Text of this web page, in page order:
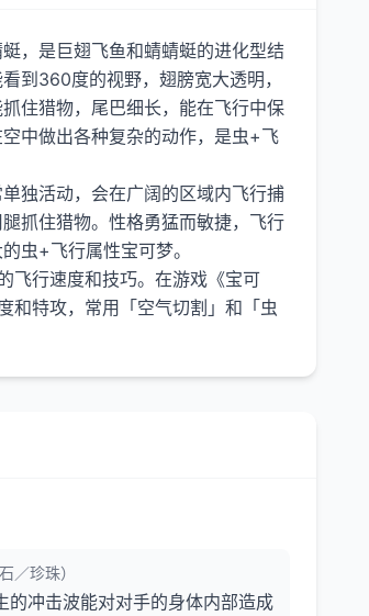
，是巨翅飞鱼和蜻蜻蜓的进化型结
到360度的视野，翅膀宽大透明，
住猎物，尾巴细长，能在飞行中保
中做出各种复杂的动作，是虫+飞
独活动，会在广阔的区域内飞行捕
抓住猎物。性格勇猛而敏捷，飞行
虫+飞行属性宝可梦。
飞行速度和技巧。在游戏《宝可
和特攻，常用「空气切割」和「虫
／珍珠）
的冲击波能对对手的身体内部造成